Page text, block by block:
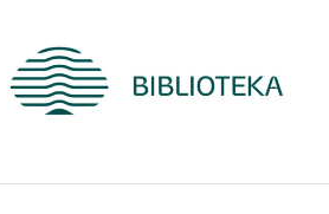
Kauno